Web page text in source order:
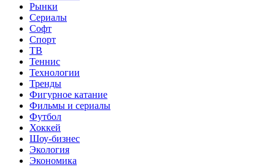
Рынки
Сериалы
Софт
Спорт
ТВ
Теннис
Технологии
Тренды
Фигурное катание
Фильмы и сериалы
Футбол
Хоккей
Шоу-бизнес
Экология
Экономика